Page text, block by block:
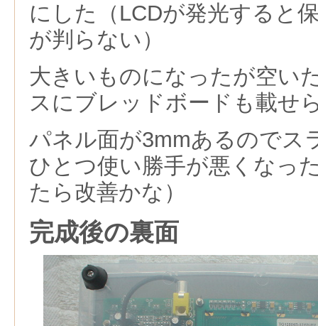
にした（LCDが発光すると
が判らない）
大きいものになったが空い
スにブレッドボードも載せ
パネル面が3mmあるのでス
ひとつ使い勝手が悪くなっ
たら改善かな）
完成後の裏面